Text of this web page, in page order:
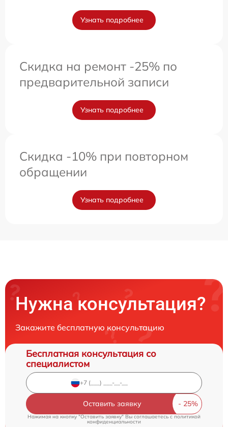
Узнать подробнее
Скидка на ремонт -25% по
предварительной записи
Узнать подробнее
Скидка -10% при повторном
обращении
Узнать подробнее
Нужна консультация?
Закажите бесплатную консультацию
Бесплатная консультация со
специалистом
Оставить заявку
Нажимая на кнопку "Оставить заявку" Вы соглашаетесь cполитикой
конфиденциальности